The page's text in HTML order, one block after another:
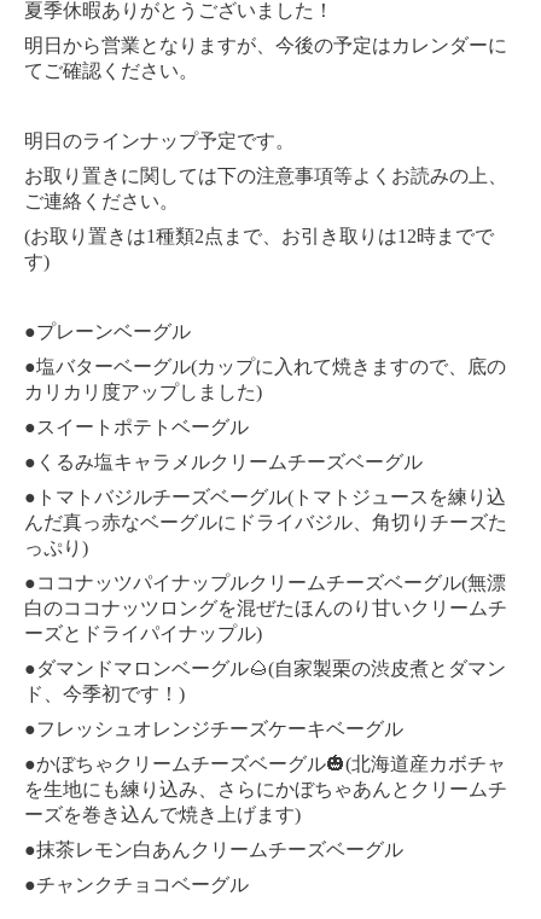
夏季休暇ありがとうございました！
明日から営業となりますが、今後の予定はカレンダーに
てご確認ください。
明日のラインナップ予定です。
お取り置きに関しては下の注意事項等よくお読みの上、
ご連絡ください。
(お取り置きは1種類2点まで、お引き取りは12時までで
す)
●プレーンベーグル
●塩バターベーグル(カップに入れて焼きますので、底の
カリカリ度アップしました)
●スイートポテトベーグル
● くるみ塩キャラメルクリームチーズベーグル
● トマトバジルチーズベーグル( トマトジュースを練り込
んだ真っ赤なベーグルにドライバジル、角切りチーズた
っぷり )
●ココナッツパイナップルクリームチーズベーグル(無漂
白のココナッツロングを混ぜたほんのり甘いクリームチ
ーズとドライパイナップル)
●ダマンドマロンベーグル🌰(自家製栗の渋皮煮とダマン
ド、今季初です！ )
●フレッシュオレンジチーズケーキベーグル
●かぼちゃクリームチーズベーグル🎃(北海道産カボチャ
を生地にも練り込み、さらにかぼちゃあんとクリームチ
ーズを巻き込んで焼き上げます)
●抹茶レモン白あんクリームチーズベーグル
●チャンクチョコベーグル